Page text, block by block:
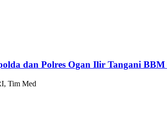
dan Polres Ogan Ilir Tangani BBM
Tim Med